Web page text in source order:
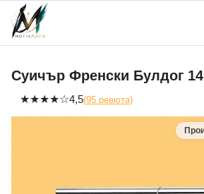
Skip
content
Суичър Френски Булдог 14
★★★★☆4,5(95 ревюта)